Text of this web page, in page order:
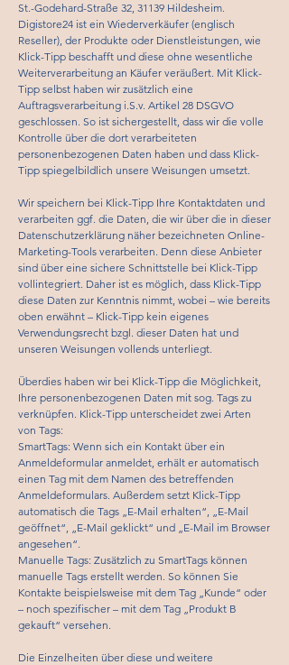
St.-Godehard-Straße 32, 31139 Hildesheim.
Digistore24 ist ein Wiederverkäufer (englisch
Reseller), der Produkte oder Dienstleistungen, wie
Klick-Tipp beschafft und diese ohne wesentliche
Weiterverarbeitung an Käufer veräußert. Mit Klick-
Tipp selbst haben wir zusätzlich eine
Auftragsverarbeitung i.S.v. Artikel 28 DSGVO
geschlossen. So ist sichergestellt, dass wir die volle
Kontrolle über die dort verarbeiteten
personenbezogenen Daten haben und dass Klick-
Tipp spiegelbildlich unsere Weisungen umsetzt.
Wir speichern bei Klick-Tipp Ihre Kontaktdaten und
verarbeiten ggf. die Daten, die wir über die in dieser
Datenschutzerklärung näher bezeichneten Online-
Marketing-Tools verarbeiten. Denn diese Anbieter
sind über eine sichere Schnittstelle bei Klick-Tipp
vollintegriert. Daher ist es möglich, dass Klick-Tipp
diese Daten zur Kenntnis nimmt, wobei – wie bereits
oben erwähnt – Klick-Tipp kein eigenes
Verwendungsrecht bzgl. dieser Daten hat und
unseren Weisungen vollends unterliegt.
Überdies haben wir bei Klick-Tipp die Möglichkeit,
Ihre personenbezogenen Daten mit sog. Tags zu
verknüpfen. Klick-Tipp unterscheidet zwei Arten
von Tags:
SmartTags: Wenn sich ein Kontakt über ein
Anmeldeformular anmeldet, erhält er automatisch
einen Tag mit dem Namen des betreffenden
Anmeldeformulars. Außerdem setzt Klick-Tipp
automatisch die Tags „E-Mail erhalten“, „E-Mail
geöffnet“, „E-Mail geklickt“ und „E-Mail im Browser
angesehen“.
Manuelle Tags: Zusätzlich zu SmartTags können
manuelle Tags erstellt werden. So können Sie
Kontakte beispielsweise mit dem Tag „Kunde“ oder
– noch spezifischer – mit dem Tag „Produkt B
gekauft“ versehen.
Die Einzelheiten über diese und weitere